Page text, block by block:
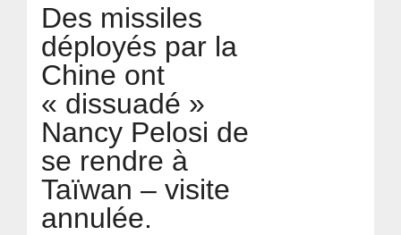
Des missiles
déployés par la
Chine ont
« dissuadé »
Nancy Pelosi de
se rendre à
Taïwan – visite
annulée.